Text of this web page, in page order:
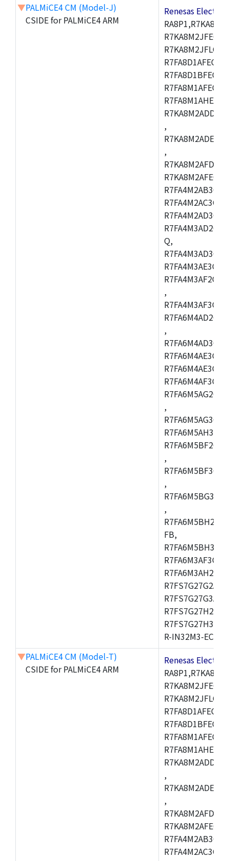
▼PALMiCE4 CM (Model-J)
CSIDE for PALMiCE4 ARM
Renesas
,
,
Q,
,
,
,
,
,
,
FB,
R-IN32M3-EC
▼PALMiCE4 CM (Model-T)
CSIDE for PALMiCE4 ARM
Renesas
,
,